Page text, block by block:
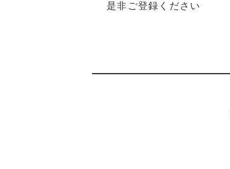
是非ご登録ください